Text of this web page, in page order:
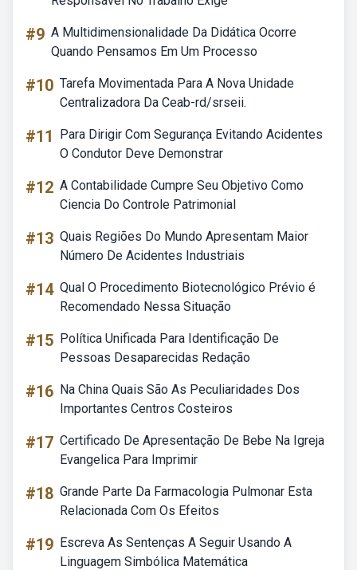
#9 A Multidimensionalidade Da Didática Ocorre
Quando Pensamos Em Um Processo
#10 Tarefa Movimentada Para A Nova Unidade
Centralizadora Da Ceab-rd/srseii.
#11
Para Dirigir Com Segurança Evitando Acidentes
O Condutor Deve Demonstrar
#12 A Contabilidade Cumpre Seu Objetivo Como
Ciencia Do Controle Patrimonial
#13 Quais Regiões Do Mundo Apresentam Maior
Número De Acidentes Industriais
#14 Qual O Procedimento Biotecnológico Prévio é
Recomendado Nessa Situação
#15 Política Unificada Para Identificação De
Pessoas Desaparecidas Redação
#16 Na China Quais São As Peculiaridades Dos
Importantes Centros Costeiros
#17 Certificado De Apresentação De Bebe Na Igreja
Evangelica Para Imprimir
#18 Grande Parte Da Farmacologia Pulmonar Esta
Relacionada Com Os Efeitos
#19 Escreva As Sentenças A Seguir Usando A
Linguagem Simbólica Matemática